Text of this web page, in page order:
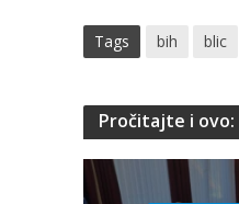
Tags bih blic
Pročitajte i ovo: